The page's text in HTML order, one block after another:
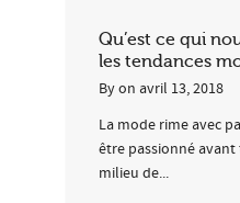
Qu’est ce qui
les tendances
Byon avril 13, 2018
La mode rime avec
être passionné
milieu de...